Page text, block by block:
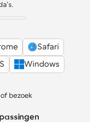
Safari
Windows